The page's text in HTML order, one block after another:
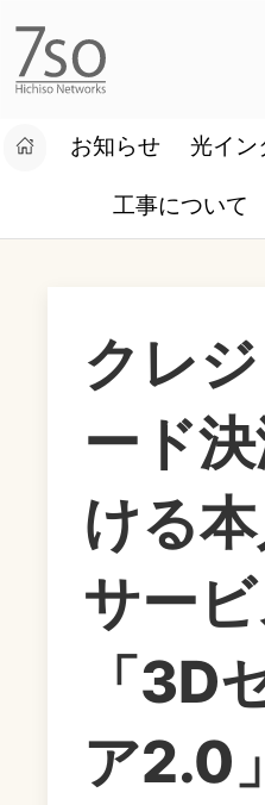
設定マニュアル
お知らせ 光イン
工事について
クレ
ード
ける
サー
「3D
ア2.0